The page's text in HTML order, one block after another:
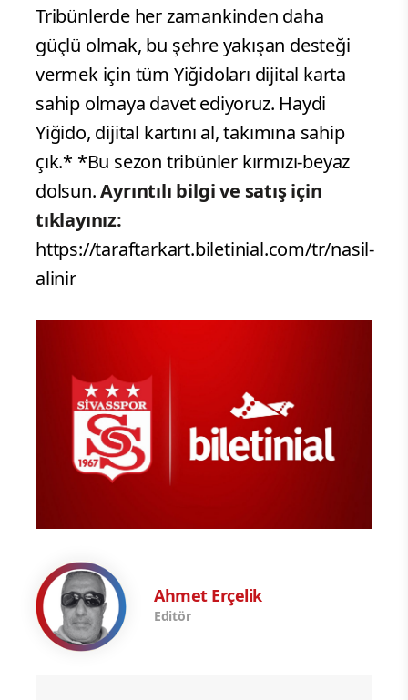
Tribünlerde her zamankinden daha
güçlü olmak, bu şehre yakışan desteği
vermek için tüm Yiğidoları dijital karta
sahip olmaya davet ediyoruz. Haydi
Yiğido, dijital kartını al, takımına sahip
çık.* *Bu sezon tribünler kırmızı-beyaz
dolsun.Ayrıntılı bilgi ve satış için
tıklayınız:
https://taraftarkart.biletinial.com/tr/nasil-
alinir
Ahmet Erçelik
Editör